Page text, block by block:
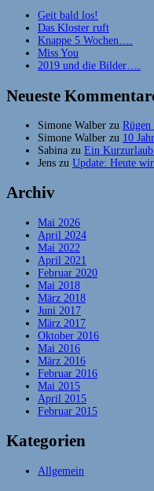
Geit bald los!
Das Kloster ruft
Knappe 5 Wochen….
Miss You
2019 und die Bilder….
Neueste
Simone Walber zu
Simone Walber zu 10
Sabina zu Ein Kurzurlaub
Jens zu Update: Heute
Archiv
Mai 2026
April 2024
Mai 2022
April 2021
Februar 2020
Mai 2018
März 2018
Juni 2017
März 2017
Oktober 2016
Mai 2016
März 2016
Februar 2016
Mai 2015
April 2015
Februar 2015
Kategorien
Allgemein